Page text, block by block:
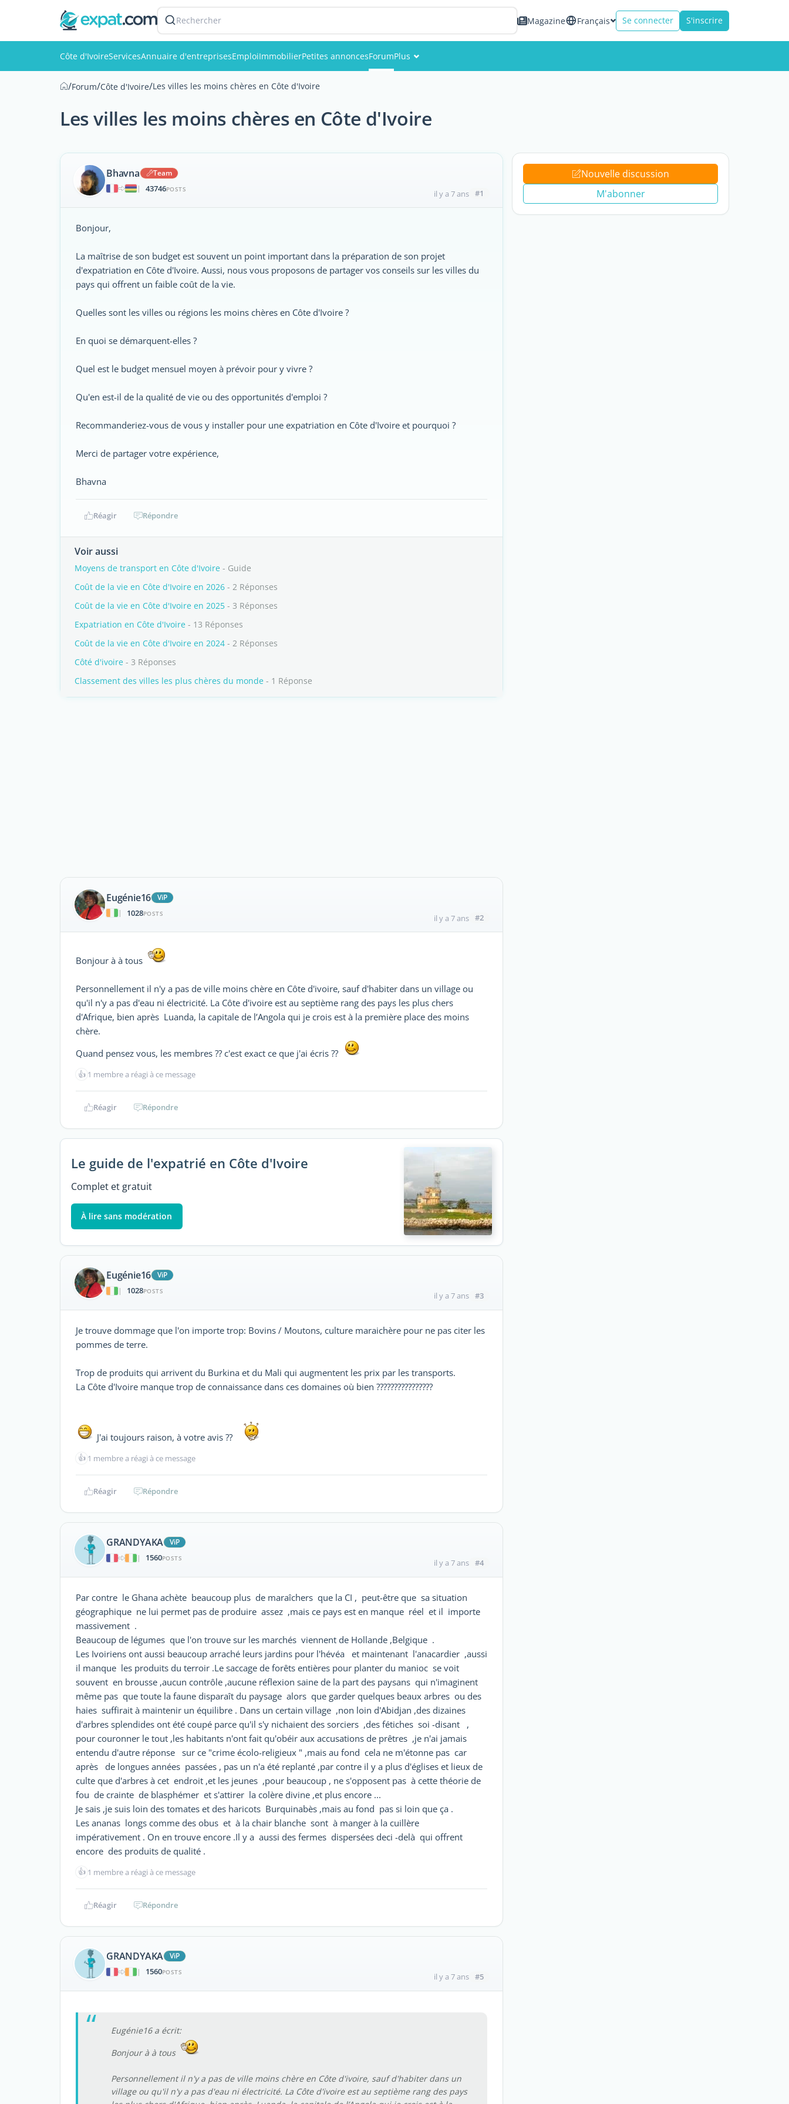
Rechercher Magazine Français Se connecter S'inscrire
Côte d'IvoireServicesAnnuaire d'entreprisesEmploiImmobilierPetites annoncesForumPlus
Membres
/Forum/Côte d'Ivoire/Les villes les moins chères en Côte d'Ivoire
Les villes les moins chères en Côte d'Ivoire
Bhavna
Team
|
43746POSTS il y a 7 ans #1
Bonjour,
La maîtrise de son budget est souvent un point important dans la préparation de son projet
d'expatriation en Côte d'Ivoire. Aussi, nous vous proposons de partager vos conseils sur les villes du
pays qui offrent un faible coût de la vie.
Quelles sont les villes ou régions les moins chères en Côte d'Ivoire ?
En quoi se démarquent-elles ?
Quel est le budget mensuel moyen à prévoir pour y vivre ?
Qu'en est-il de la qualité de vie ou des opportunités d'emploi ?
Recommanderiez-vous de vous y installer pour une expatriation en Côte d'Ivoire et pourquoi ?
Merci de partager votre expérience,
Bhavna
Réagir Répondre
Voir aussi
Moyens de transport en Côte d'Ivoire - Guide
Coût de la vie en Côte d'Ivoire en 2026 - 2 Réponses
Coût de la vie en Côte d'Ivoire en 2025 - 3 Réponses
Expatriation en Côte d'Ivoire - 13 Réponses
Coût de la vie en Côte d'Ivoire en 2024 - 2 Réponses
Côté d'ivoire - 3 Réponses
Classement des villes les plus chères du monde - 1 Réponse
Eugénie16
ViP
|
1028POSTS il y a 7 ans #2
Bonjour à à tous
Personnellement il n'y a pas de ville moins chère en Côte d'ivoire, sauf d'habiter dans un village ou
qu'il n'y a pas d'eau ni électricité. La Côte d'ivoire est au septième rang des pays les plus chers
d'Afrique, bien après Luanda, la capitale de l’Angola qui je crois est à la première place des moins
chère.
Quand pensez vous, les membres ?? c'est exact ce que j'ai écris ??
👍 1 membre a réagi à ce message
Réagir Répondre
Le guide de l'expatrié en Côte d'Ivoire
Complet et gratuit
À lire sans modération
Eugénie16
ViP
|
1028POSTS il y a 7 ans #3
Je trouve dommage que l'on importe trop: Bovins / Moutons, culture maraichère pour ne pas citer les
pommes de terre.
Trop de produits qui arrivent du Burkina et du Mali qui augmentent les prix par les transports.
La Côte d'Ivoire manque trop de connaissance dans ces domaines où bien ????????????????
J'ai toujours raison, à votre avis ??
👍 1 membre a réagi à ce message
Réagir Répondre
GRANDYAKA
ViP
|
1560POSTS il y a 7 ans #4
Par contre le Ghana achète beaucoup plus de maraîchers que la CI , peut-être que sa situation
géographique ne lui permet pas de produire assez ,mais ce pays est en manque réel et il importe
massivement .
Beaucoup de légumes que l'on trouve sur les marchés viennent de Hollande ,Belgique .
Les Ivoiriens ont aussi beaucoup arraché leurs jardins pour l'hévéa et maintenant l'anacardier ,aussi
il manque les produits du terroir .Le saccage de forêts entières pour planter du manioc se voit
souvent en brousse ,aucun contrôle ,aucune réflexion saine de la part des paysans qui n'imaginent
même pas que toute la faune disparaît du paysage alors que garder quelques beaux arbres ou des
haies suffirait à maintenir un équilibre . Dans un certain village ,non loin d'Abidjan ,des dizaines
d'arbres splendides ont été coupé parce qu'il s'y nichaient des sorciers ,des fétiches soi -disant ,
pour couronner le tout ,les habitants n'ont fait qu'obéir aux accusations de prêtres ,je n'ai jamais
entendu d'autre réponse sur ce "crime écolo-religieux " ,mais au fond cela ne m'étonne pas car
après de longues années passées , pas un n'a été replanté ,par contre il y a plus d'églises et lieux de
culte que d'arbres à cet endroit ,et les jeunes ,pour beaucoup , ne s'opposent pas à cette théorie de
fou de crainte de blasphémer et s'attirer la colère divine ,et plus encore ...
Je sais ,je suis loin des tomates et des haricots Burquinabès ,mais au fond pas si loin que ça .
Les ananas longs comme des obus et à la chair blanche sont à manger à la cuillère
impérativement . On en trouve encore .Il y a aussi des fermes dispersées deci -delà qui offrent
encore des produits de qualité .
👍 1 membre a réagi à ce message
Réagir Répondre
GRANDYAKA
ViP
|
1560POSTS il y a 7 ans #5
Eugénie16 a écrit:
Bonjour à à tous
Personnellement il n'y a pas de ville moins chère en Côte d'ivoire, sauf d'habiter dans un
village ou qu'il n'y a pas d'eau ni électricité. La Côte d'ivoire est au septième rang des pays
Nouvelle discussion
M'abonner